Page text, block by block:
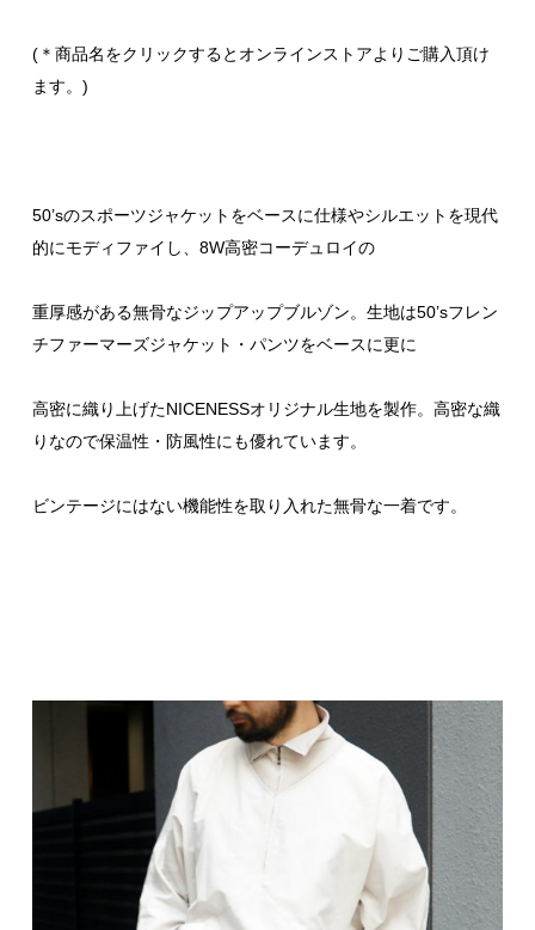
(＊商品名をクリックするとオンラインストアよりご購入頂け
ます。)
50’sのスポーツジャケットをベースに仕様やシルエットを現代
的にモディファイし、8W高密コーデュロイの
重厚感がある無骨なジップアップブルゾン。生地は50’sフレン
チファーマーズジャケット・パンツをベースに更に
高密に織り上げたNICENESSオリジナル生地を製作。高密な織
りなので保温性・防風性にも優れています。
ビンテージにはない機能性を取り入れた無骨な一着です。